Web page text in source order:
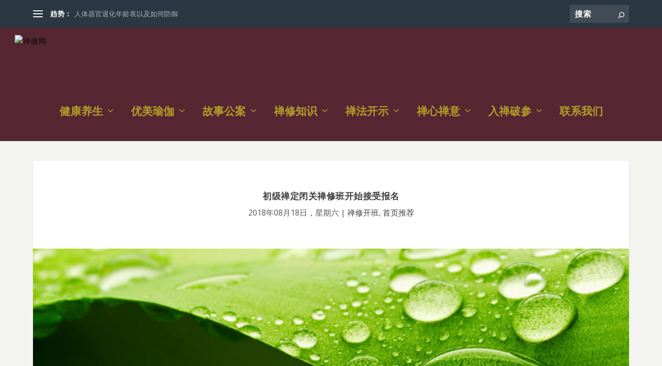
趋势： 人体器官退化年龄表以及如何防御
健康养生 优美瑜伽 故事公案 禅修知识 禅法开示 禅心禅意 入禅破参 联系我们
初级禅定闭关禅修班开始接受报名
2018年08月18日，星期六| 禅修开班, 首页推荐